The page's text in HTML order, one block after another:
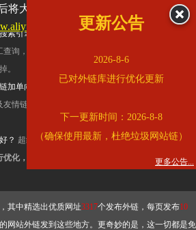
索引擎优化作弊吗？ 超级外链只是一个简便而集成
询，不是作弊。如果是作弊，那您可以使用超级外
。
加单向链接可行吗？
情链接，您可以到站长论坛发布外链，到友情链接
？ 超级外链不同于普通的外链，它是动态的链接，
化，才能获得稳定的外链
，最终使搜索引擎收录带
其中精选出优质网址3317个发布外链，每页发布10
网站外链发到这些地方。更奇妙的是，这一切都是免
将大幅提升流量和外链，
查看展示页面
是否收录
更新公告
2026-8-6
已对外链库进行优化更新
下一更新时间：2026-8-8
（确保使用最新，杜绝垃圾网站链）
更多公告...